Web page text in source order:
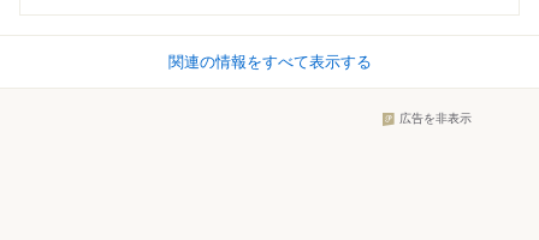
関連の情報をすべて表示する
広告を非表示